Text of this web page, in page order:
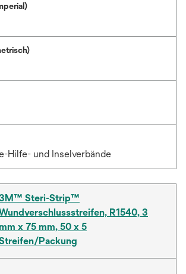
Hilfe- und Inselverbände
Steri-Strip™
R1540, 3
x 75 mm, 50 x 5
Packung